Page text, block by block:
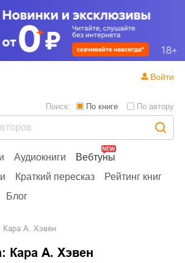
Аудиокниги
Вебтуны
Краткий пересказ
Рейтинг книг
Блог
Поиск: По книге По автору
Войти
Кара А. Хэвен
Кара А. Хэвен